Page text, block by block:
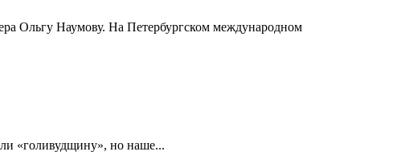
Ольгу Наумову. На Петербургском международном
«голивудщину», но наше...